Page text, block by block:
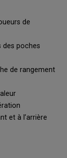
de
des poches
de rangement
et à l’arrière